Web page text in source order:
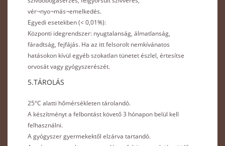
vér¬nyo¬más¬emelkedés.
Egyedi esetekben (< 0,01%):
Központi idegrendszer: nyugtalanság, álmatlanság,
fáradtság, fejfájás. Ha az itt felsorolt nemkívánatos
hatásokon kívül egyéb szokatlan tünetet észlel, értesítse
orvosát vagy gyógyszerészét.
5.TÁROLÁS
25°C alatti hőmérsékleten tárolandó.
A készítményt a felbontást követő 3 hónapon belül kell
felhasználni.
A gyógyszer gyermekektől elzárva tartandó.